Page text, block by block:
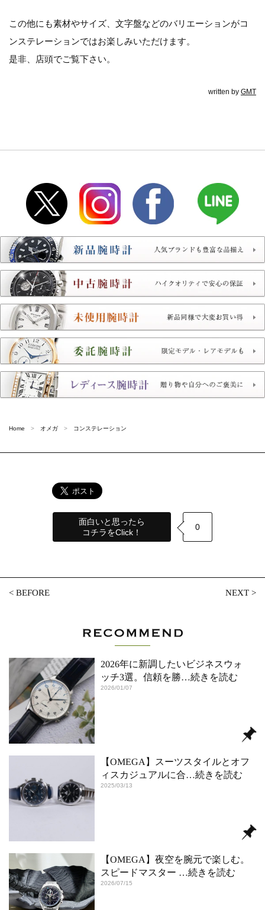
この他にも素材やサイズ、文字盤などのバリエーションがコ
ンステレーションではお楽しみいただけます。
是非、店頭でご覧下さい。
written by GMT
Home オメガ コンステレーション
面白いと思ったら
コチラをClick！
0
<BEFORE NEXT>
2026年に新調したいビジネスウォ
ッチ3選。信頼を勝…続きを読む
2026/01/07
【OMEGA】スーツスタイルとオフ
ィスカジュアルに合…続きを読む
2025/03/13
【OMEGA】夜空を腕元で楽しむ。
スピードマスター …続きを読む
2026/07/15